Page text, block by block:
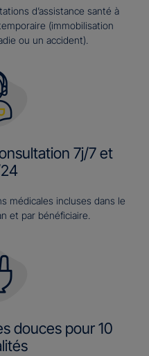
d’assistance santé à
(immobilisation
ou un accident).
7j/7 et
médicales incluses dans le
et par bénéficiaire.
douces pour 10